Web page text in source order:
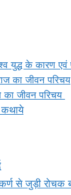
युद्ध के कारण एवं
का जीवन परिचय
का जीवन परिचय
कथाये
से जुड़ी